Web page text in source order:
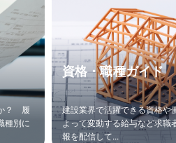
？ 履
種別に
資格・職種ガイド
建設業界で活躍できる資格や
よって変動する給与など求職
報を配信して...